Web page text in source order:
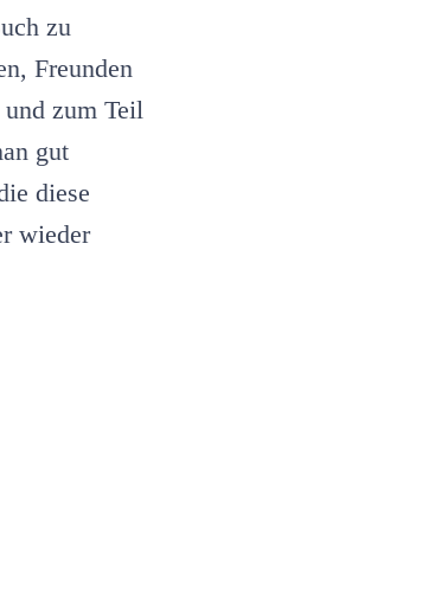
zu
Freunden
zum Teil
gut
diese
wieder